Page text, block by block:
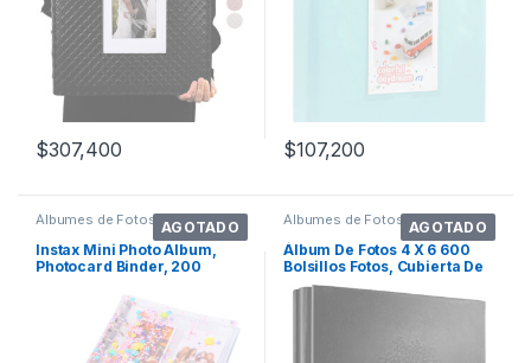
$307,400 $107,200
AGOTADO
Álbumes de Fotos
Instax Mini Photo Album,
Photocard Binder, 200
AGOTADO
Álbumes de Fotos
Álbum De Fotos 4 X 6 600
Bolsillos Fotos, Cubierta De
Cuero